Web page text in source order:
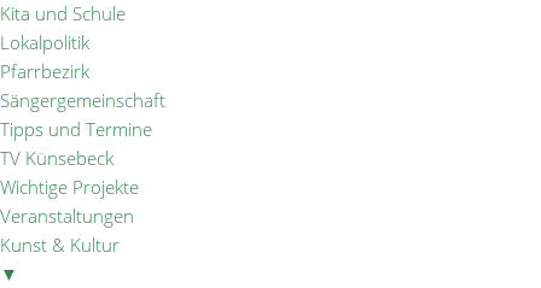
Kita und Schule
Lokalpolitik
Pfarrbezirk
Sängergemeinschaft
Tipps und Termine
TV Künsebeck
Wichtige Projekte
Veranstaltungen
Kunst & Kultur
▼